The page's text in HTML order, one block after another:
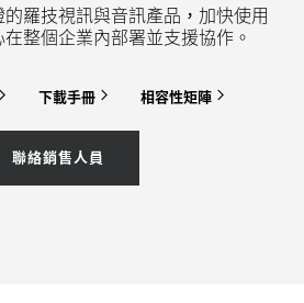
羅技視訊與音訊產品，加快使用
整個企業內部署並支援協作。
下載手冊 相容性矩陣
聯絡銷售人員